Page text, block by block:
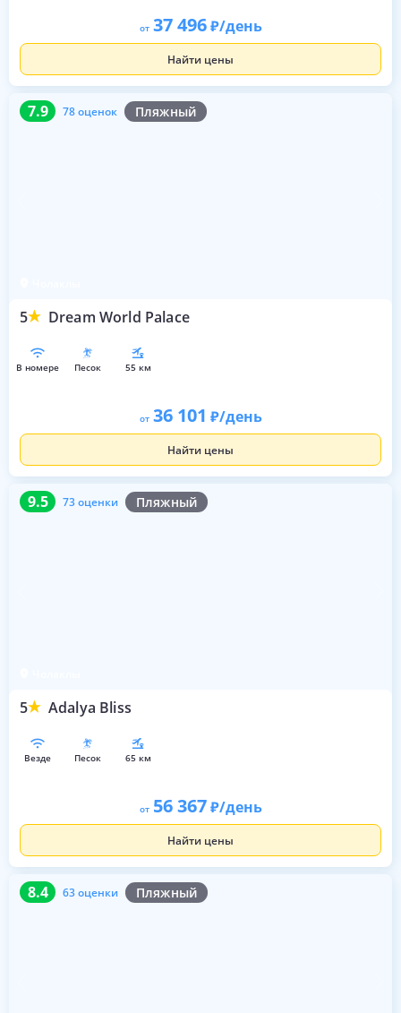
от 37 496 /день
Найти цены
7.9 78 оценок Пляжный
5 Dream World Palace
7.9 78 оценок
в номере песок 55 км
от 36 101 /день
Найти цены
9.5 73 оценки Пляжный
5 Adalya Bliss
9.5 73 оценки
везде песок 65 км
от 56 367 /день
Найти цены
8.4 63 оценки Пляжный
8.4 63 оценки